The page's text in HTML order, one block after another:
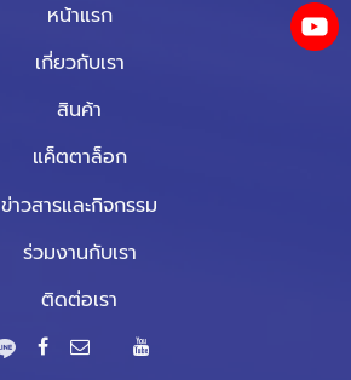
หน้าแรก
เกี่ยวกับเรา
สินค้า
แค็ตตาล็อก
ข่าวสารและกิจกรรม
ร่วมงานกับเรา
ติดต่อเรา